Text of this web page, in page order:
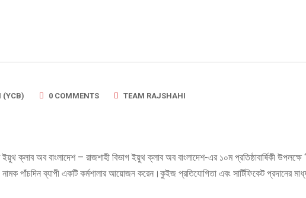
(YCB) 0 COMMENTS TEAM RAJSHAHI
ক্লাব অব বাংলাদেশ – রাজশাহী বিভাগ ইয়ুথ ক্লাব অব বাংলাদেশ-এর ১০ম প্রতিষ্ঠাবার্ষিকী
পাঁচদিন ব্যাপী একটি কর্মশালার আয়োজন করেন।কুইজ প্রতিযোগিতা এবং সার্টিফিকেট প্রদানের